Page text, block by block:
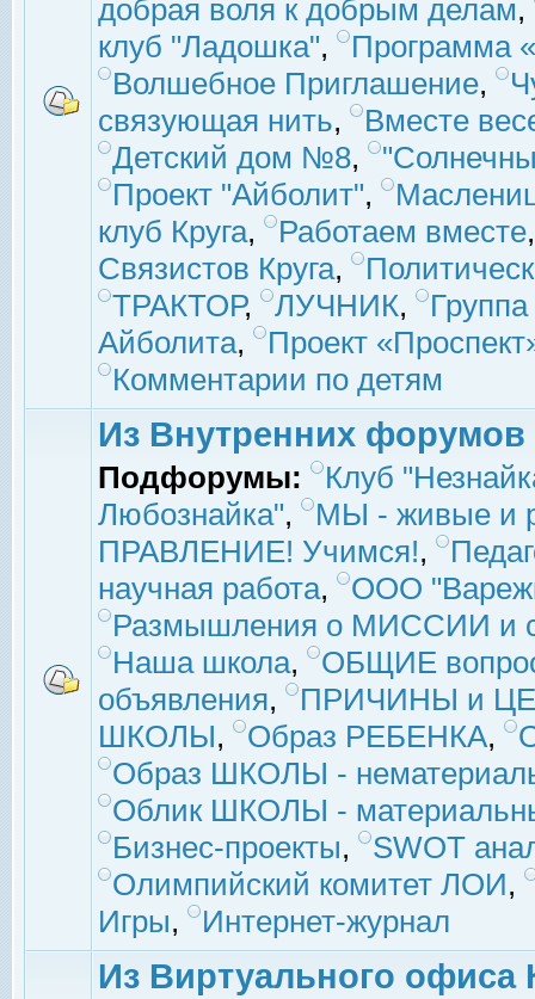
добрая воля к добрым делам,
клуб "Ладошка",
Программа
Волшебное Приглашение,
связующая нить,
Вместе
Детский дом №8,
Проект "Айболит",
клуб Круга, Работаем вместе
Связистов Круга,
ТРАКТОР, ЛУЧНИК,
Айболита,
Проект
Комментарии по детям
Из Внутренних форумов
Подфорумы:
Клуб
Любознайка",
МЫ - живые и
ПРАВЛЕНИЕ! Учимся!,
научная работа,
ООО
Размышления о МИССИИ и
Наша школа,
ОБЩИЕ
объявления,
ПРИЧИНЫ и
ШКОЛЫ, Образ РЕБЕНКА,
Образ ШКОЛЫ -
Облик ШКОЛЫ -
Бизнес-проекты,
SWOT
Олимпийский комитет ЛОИ,
Игры, Интернет-журнал
Из Виртуального офиса